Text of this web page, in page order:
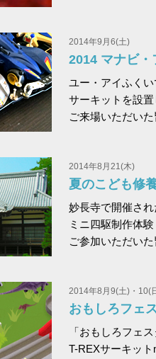
2014年9月6(土)
2014 マナビ・
ユー・アイふく
サーキットを設置
ご来場いただい
2014年8月21(木)
夏のこども修
妙長寺で開催され
ミニ四駆制作体
ご参加いただい
2014年8月9(土)・10(
おもしろフェ
「おもしろフェ
T-REXサーキット